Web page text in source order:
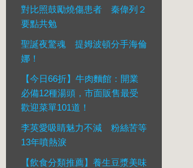
對比照鼓勵燒傷患者 秦偉列２
要點共勉
聖誕夜驚魂 提姆波頓分手海倫
娜！
【今日66折】牛肉麵館：開業
必備12種湯頭，市面販售最受
歡迎菜單101道！
李英愛吸睛魅力不減 粉絲苦等
13年噴熱淚
【飲食分類推薦】養生豆漿美味